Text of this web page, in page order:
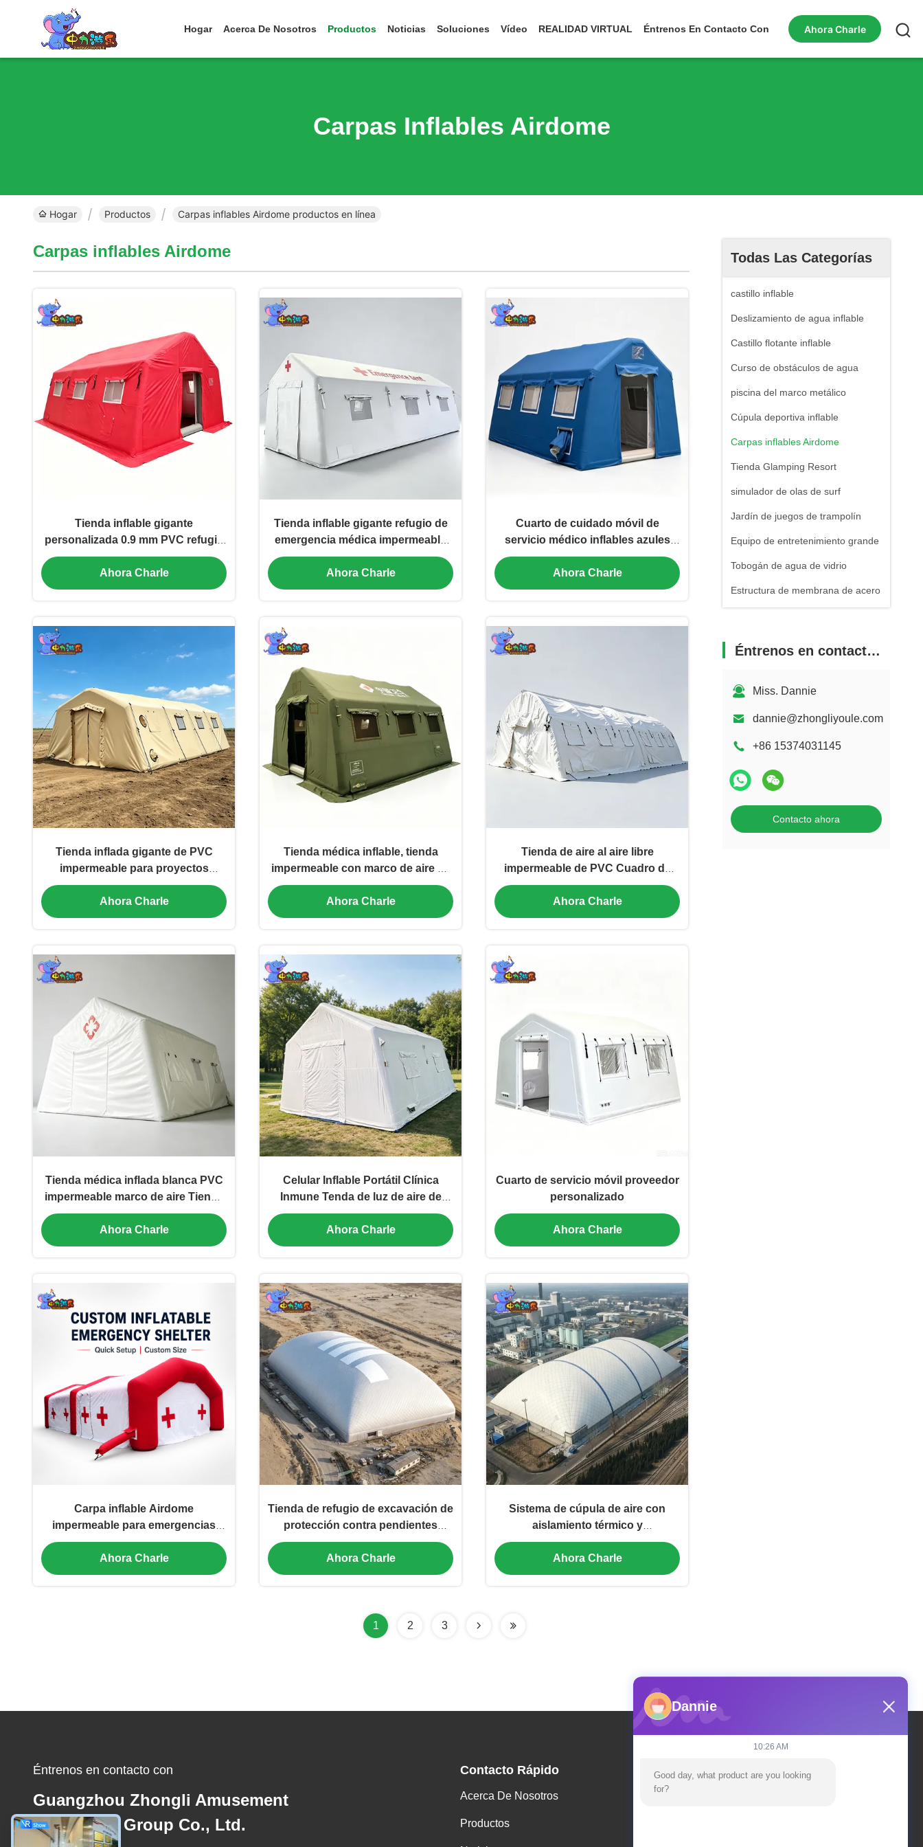
Hogar Acerca De Nosotros Productos Noticias Soluciones Vídeo REALIDAD VIRTUAL Éntrenos En Contacto Con Ahora Charle
Carpas Inflables Airdome
Hogar Productos Carpas inflables Airdome productos en línea
Todas Las Categorías
castillo inflable
Deslizamiento de agua inflable
Castillo flotante inflable
Curso de obstáculos de agua
piscina del marco metálico
Cúpula deportiva inflable
Carpas inflables Airdome
Tienda Glamping Resort
simulador de olas de surf
Jardín de juegos de trampolín
Equipo de entretenimiento grande
Tobogán de agua de vidrio
Estructura de membrana de acero
Éntrenos en contacto con
Miss. Dannie
dannie@zhongliyoule.com
+86 15374031145
Contacto ahora
Carpas inflables Airdome
Tienda inflable gigante
personalizada 0.9 mm PVC refugio
de emergencia hermético para
socorro de desastres, campamento
al aire libre, alquiler de eventos
Ahora Charle
Tienda inflable gigante refugio de
emergencia médica impermeable
PVC campo hospital centro de
comando proveedor personalizado
de fábrica
Ahora Charle
Cuarto de cuidado móvil de
servicio médico inflables azules
refugio impermeable PVC carpa de
aire proveedor personalizado
Ahora Charle
Tienda inflada gigante de PVC
impermeable para proyectos
comerciales al aire libre
Ahora Charle
Tienda médica inflable, tienda
impermeable con marco de aire de
PVC, estación médica temporal al
aire libre, proveedor personalizado
Ahora Charle
Tienda de aire al aire libre
impermeable de PVC Cuadro de
aire Tienda personalizada
Comerciante de refugio inflable
Ahora Charle
Tienda médica inflada blanca PVC
impermeable marco de aire Tienda
clínica temporal proveedor
personalizado
Ahora Charle
Celular Inflable Portátil Clínica
Inmune Tenda de luz de aire de
PVC a prueba de agua Estación de
salud temporal Fabricante
personalizado
Ahora Charle
Cuarto de servicio móvil proveedor
personalizado
Ahora Charle
Carpa inflable Airdome
impermeable para emergencias
médicas, para 6-15 personas
Ahora Charle
Tienda de refugio de excavación de
protección contra pendientes
impermeable para trabajos
pesados con delantal de lluvia
extendido para seguridad en
Ahora Charle
Sistema de cúpula de aire con
aislamiento térmico y
anticongelante para fosos de
cimentación con membrana de
doble capa para proyectos de
Ahora Charle
1 2 3
Éntrenos en contacto con
Guangzhou Zhongli Amusement
Equipment Group Co., Ltd.
Contacto Rápido
Acerca De Nosotros
Productos
Nuestra Dirección
Dirección
Dannie
10:26 AM
Good day, what product are you looking
for?